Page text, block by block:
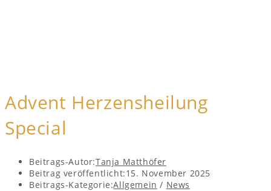
Advent Herzensheilung
Special
Beitrags-Autor:Tanja Matthöfer
Beitrag veröffentlicht:15. November 2025
Beitrags-Kategorie:Allgemein / News